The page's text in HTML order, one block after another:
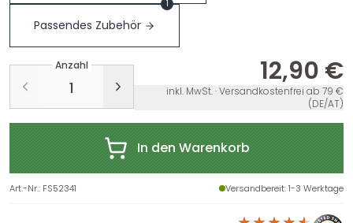
Passendes Zubehör
1
Anzahl 12,90 €
inkl. MwSt. · Versandkostenfrei ab 79 €
(DE/AT)
In den Warenkorb
Art.-Nr.: FS52341 Versandbereit: 1-3 Werktage